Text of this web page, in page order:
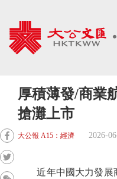
厚積薄發/商業
搶灘上市
大公報 A15：經濟 2026-
近年中國大力發展商